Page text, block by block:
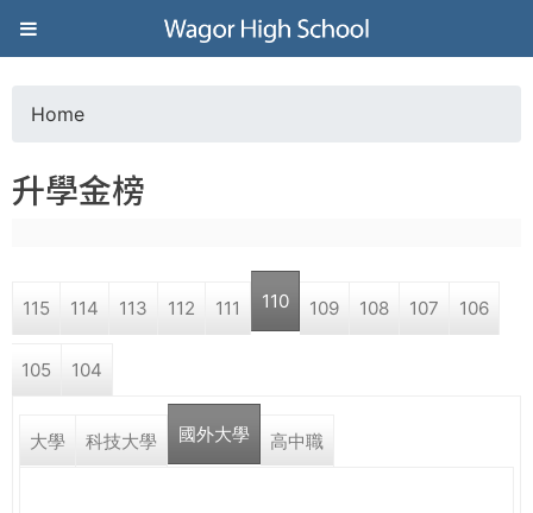
Jump to navigation
葳
格
高
學
o
a
r
e
Home
升學金榜
115 114 113 112 111 110 109 108 107 106
105 104
大學 科技大學 國外大學 高中職